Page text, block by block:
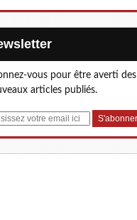
vous pour être averti des
articles publiés.